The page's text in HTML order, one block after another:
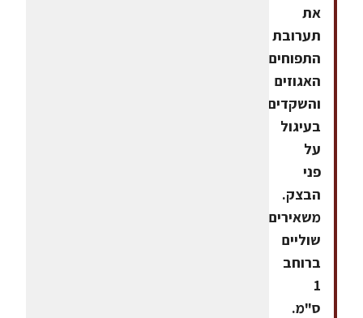
את
תערובת
התפוחים,
האגוזים
והשקדים
בעיגול
על
פני
הבצק.
משאירים
שוליים
ברוחב
1
ס"מ.